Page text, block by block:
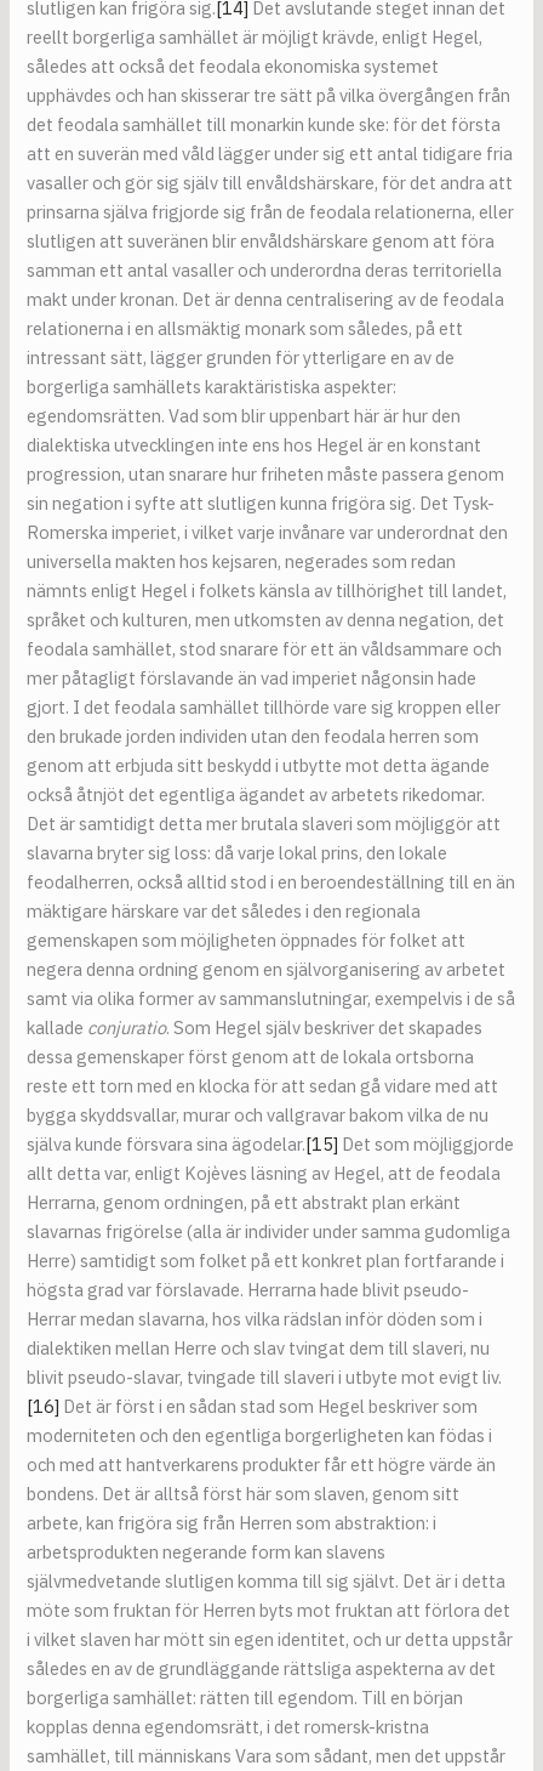
slutligen kan frigöra sig.[14] Det avslutande steget innan det
reellt borgerliga samhället är möjligt krävde, enligt Hegel,
således att också det feodala ekonomiska systemet
upphävdes och han skisserar tre sätt på vilka övergången från
det feodala samhället till monarkin kunde ske: för det första
att en suverän med våld lägger under sig ett antal tidigare fria
vasaller och gör sig själv till envåldshärskare, för det andra att
prinsarna själva frigjorde sig från de feodala relationerna, eller
slutligen att suveränen blir envåldshärskare genom att föra
samman ett antal vasaller och underordna deras territoriella
makt under kronan. Det är denna centralisering av de feodala
relationerna i en allsmäktig monark som således, på ett
intressant sätt, lägger grunden för ytterligare en av de
borgerliga samhällets karaktäristiska aspekter:
egendomsrätten. Vad som blir uppenbart här är hur den
dialektiska utvecklingen inte ens hos Hegel är en konstant
progression, utan snarare hur friheten måste passera genom
sin negation i syfte att slutligen kunna frigöra sig. Det Tysk-
Romerska imperiet, i vilket varje invånare var underordnat den
universella makten hos kejsaren, negerades som redan
nämnts enligt Hegel i folkets känsla av tillhörighet till landet,
språket och kulturen, men utkomsten av denna negation, det
feodala samhället, stod snarare för ett än våldsammare och
mer påtagligt förslavande än vad imperiet någonsin hade
gjort. I det feodala samhället tillhörde vare sig kroppen eller
den brukade jorden individen utan den feodala herren som
genom att erbjuda sitt beskydd i utbytte mot detta ägande
också åtnjöt det egentliga ägandet av arbetets rikedomar.
Det är samtidigt detta mer brutala slaveri som möjliggör att
slavarna bryter sig loss: då varje lokal prins, den lokale
feodalherren, också alltid stod i en beroendeställning till en än
mäktigare härskare var det således i den regionala
gemenskapen som möjligheten öppnades för folket att
negera denna ordning genom en självorganisering av arbetet
samt via olika former av sammanslutningar, exempelvis i de så
kallade conjuratio. Som Hegel själv beskriver det skapades
dessa gemenskaper först genom att de lokala ortsborna
reste ett torn med en klocka för att sedan gå vidare med att
bygga skyddsvallar, murar och vallgravar bakom vilka de nu
själva kunde försvara sina ägodelar.[15] Det som möjliggjorde
allt detta var, enligt Kojèves läsning av Hegel, att de feodala
Herrarna, genom ordningen, på ett abstrakt plan erkänt
slavarnas frigörelse (alla är individer under samma gudomliga
Herre) samtidigt som folket på ett konkret plan fortfarande i
högsta grad var förslavade. Herrarna hade blivit pseudo-
Herrar medan slavarna, hos vilka rädslan inför döden som i
dialektiken mellan Herre och slav tvingat dem till slaveri, nu
blivit pseudo-slavar, tvingade till slaveri i utbyte mot evigt liv.
[16] Det är först i en sådan stad som Hegel beskriver som
moderniteten och den egentliga borgerligheten kan födas i
och med att hantverkarens produkter får ett högre värde än
bondens. Det är alltså först här som slaven, genom sitt
arbete, kan frigöra sig från Herren som abstraktion: i
arbetsprodukten negerande form kan slavens
självmedvetande slutligen komma till sig självt. Det är i detta
möte som fruktan för Herren byts mot fruktan att förlora det
i vilket slaven har mött sin egen identitet, och ur detta uppstår
således en av de grundläggande rättsliga aspekterna av det
borgerliga samhället: rätten till egendom. Till en början
kopplas denna egendomsrätt, i det romersk-kristna
samhället, till människans Vara som sådant, men det uppstår